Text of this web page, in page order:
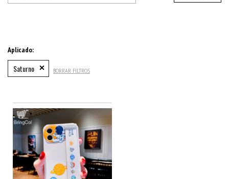
Aplicado:
Saturno BORRAR FILTROS